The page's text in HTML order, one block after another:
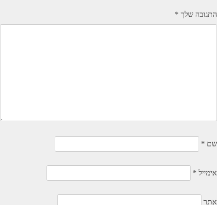
התגובה שלך *
שם *
אימייל *
אתר